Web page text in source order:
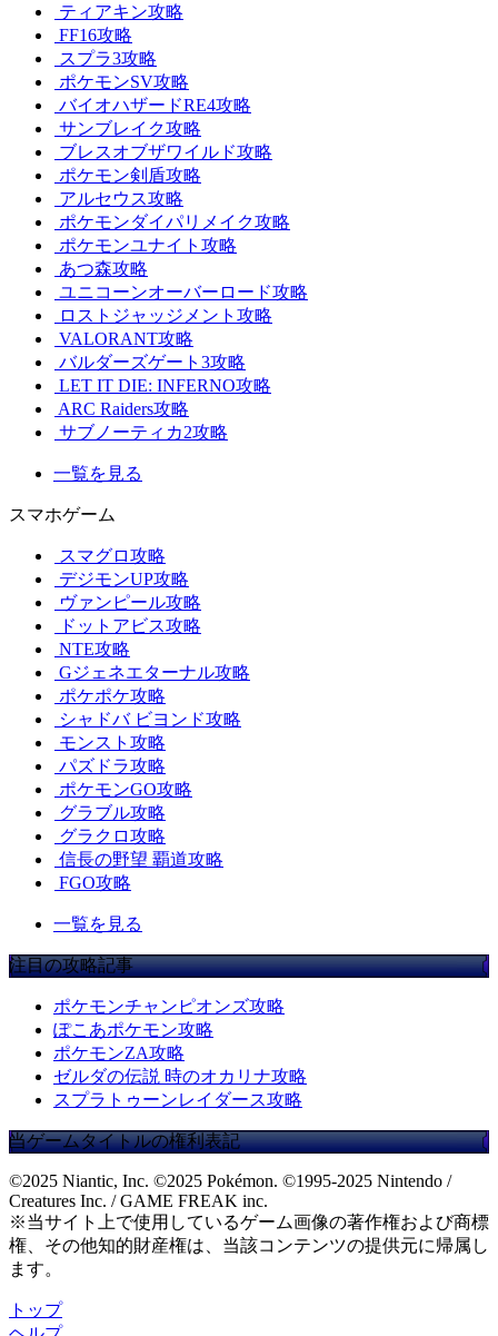
ティアキン攻略
FF16攻略
スプラ3攻略
ポケモンSV攻略
バイオハザードRE4攻略
サンブレイク攻略
ブレスオブザワイルド攻略
ポケモン剣盾攻略
アルセウス攻略
ポケモンダイパリメイク攻略
ポケモンユナイト攻略
あつ森攻略
ユニコーンオーバーロード攻略
ロストジャッジメント攻略
VALORANT攻略
バルダーズゲート3攻略
LET IT DIE: INFERNO攻略
ARC Raiders攻略
サブノーティカ2攻略
一覧を見る
スマホゲーム
スマグロ攻略
デジモンUP攻略
ヴァンピール攻略
ドットアビス攻略
NTE攻略
Gジェネエターナル攻略
ポケポケ攻略
シャドバ ビヨンド攻略
モンスト攻略
パズドラ攻略
ポケモンGO攻略
グラブル攻略
グラクロ攻略
信長の野望 覇道攻略
FGO攻略
一覧を見る
注目の攻略記事
ポケモンチャンピオンズ攻略
ぽこあポケモン攻略
ポケモンZA攻略
ゼルダの伝説 時のオカリナ攻略
スプラトゥーンレイダース攻略
当ゲームタイトルの権利表記
©2025 Niantic, Inc. ©2025 Pokémon. ©1995-2025 Nintendo /
Creatures Inc. / GAME FREAK inc.
※当サイト上で使用しているゲーム画像の著作権および商標
権、その他知的財産権は、当該コンテンツの提供元に帰属し
ます。
トップ